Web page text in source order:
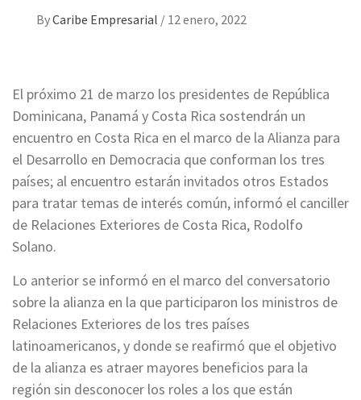
ByCaribe Empresarial / 12 enero, 2022
El próximo 21 de marzo los presidentes de República
Dominicana, Panamá y Costa Rica sostendrán un
encuentro en Costa Rica en el marco de la Alianza para
el Desarrollo en Democracia que conforman los tres
países; al encuentro estarán invitados otros Estados
para tratar temas de interés común, informó el canciller
de Relaciones Exteriores de Costa Rica, Rodolfo
Solano.
Lo anterior se informó en el marco del conversatorio
sobre la alianza en la que participaron los ministros de
Relaciones Exteriores de los tres países
latinoamericanos, y donde se reafirmó que el objetivo
de la alianza es atraer mayores beneficios para la
región sin desconocer los roles a los que están